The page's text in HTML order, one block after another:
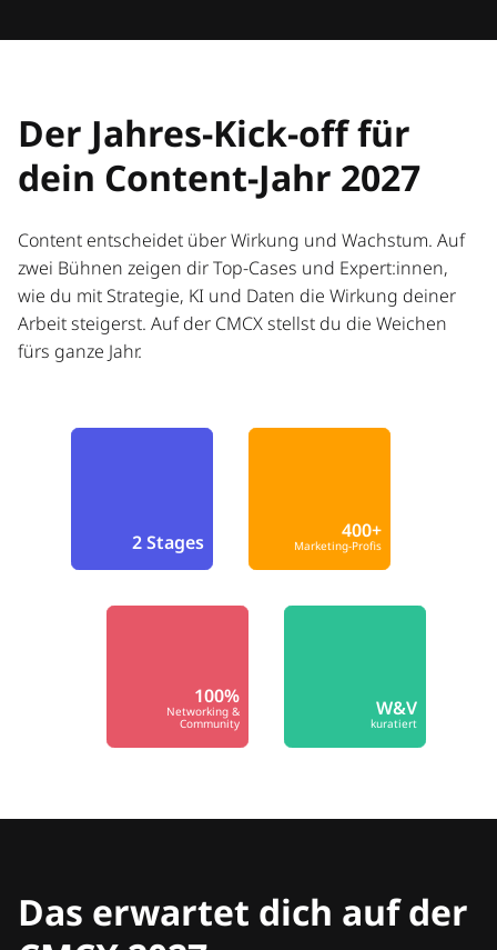
Der Jahres-Kick-off für
dein Content-Jahr 2027
Content entscheidet über Wirkung und Wachstum. Auf
zwei Bühnen zeigen dir Top-Cases und Expert:innen,
wie du mit Strategie, KI und Daten die Wirkung deiner
Arbeit steigerst. Auf der CMCX stellst du die Weichen
fürs ganze Jahr.
2 Stages 400+
Marketing-Profis
100%
Networking &
Community
W&V
kuratiert
Das erwartet dich auf der